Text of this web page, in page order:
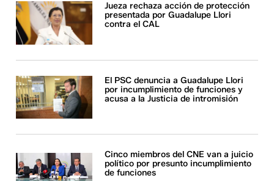
Jueza rechaza acción de protección
presentada por Guadalupe Llori
contra el CAL
El PSC denuncia a Guadalupe Llori
por incumplimiento de funciones y
acusa a la Justicia de intromisión
Cinco miembros del CNE van a juicio
político por presunto incumplimiento
de funciones